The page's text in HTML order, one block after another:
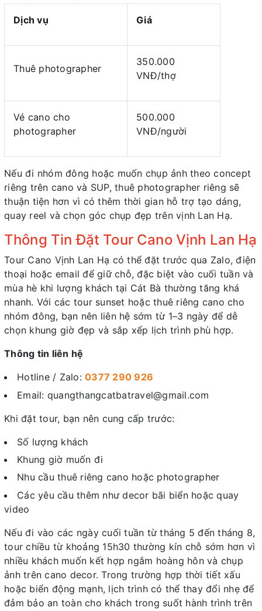
Dịch vụ Giá
Thuê photographer
350.000
VNĐ/thợ
Vé cano cho
photographer
500.000
VNĐ/người
Nếu đi nhóm đông hoặc muốn chụp ảnh theo concept
riêng trên cano và SUP, thuê photographer riêng sẽ
thuận tiện hơn vì có thêm thời gian hỗ trợ tạo dáng,
quay reel và chọn góc chụp đẹp trên vịnh Lan Hạ.
Thông Tin Đặt Tour Cano Vịnh Lan Hạ
Tour Cano Vịnh Lan Hạ có thể đặt trước qua Zalo, điện
thoại hoặc email để giữ chỗ, đặc biệt vào cuối tuần và
mùa hè khi lượng khách tại Cát Bà thường tăng khá
nhanh. Với các tour sunset hoặc thuê riêng cano cho
nhóm đông, bạn nên liên hệ sớm từ 1–3 ngày để dễ
chọn khung giờ đẹp và sắp xếp lịch trình phù hợp.
Thông tin liên hệ
Hotline / Zalo: 0377 290 926
Email: quangthangcatbatravel@gmail.com
Khi đặt tour, bạn nên cung cấp trước:
Số lượng khách
Khung giờ muốn đi
Nhu cầu thuê riêng cano hoặc photographer
Các yêu cầu thêm như decor bãi biển hoặc quay
video
Nếu đi vào các ngày cuối tuần từ tháng 5 đến tháng 8,
tour chiều từ khoảng 15h30 thường kín chỗ sớm hơn vì
nhiều khách muốn kết hợp ngắm hoàng hôn và chụp
ảnh trên cano decor. Trong trường hợp thời tiết xấu
hoặc biển động mạnh, lịch trình có thể thay đổi nhẹ để
đảm bảo an toàn cho khách trong suốt hành trình trên